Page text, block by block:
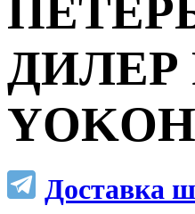
ДИЛЕР
Доставка